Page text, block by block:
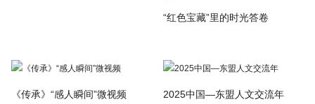
“红色宝藏”里的时光答卷
《传承》“感人瞬间”微视频 2025中国—东盟人文交流年